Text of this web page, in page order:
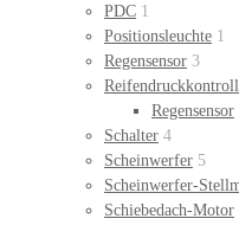
PDC 1
Positionsleuchte 1
Regensensor 3
Regensensor
Schalter 4
Scheinwerfer 5
Scheinwerfer-
Schiebedach-Motor